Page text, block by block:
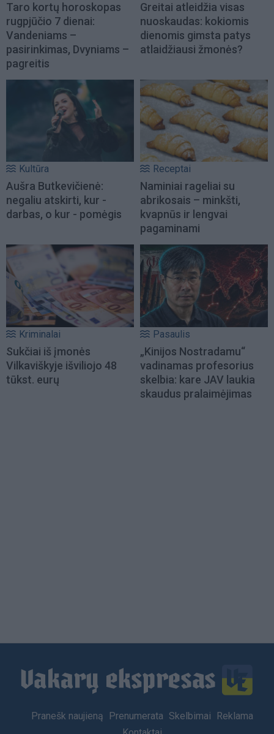
Taro kortų horoskopas
rugpjūčio 7 dienai:
Vandeniams –
pasirinkimas, Dvyniams –
pagreitis
Greitai atleidžia visas
nuoskaudas: kokiomis
dienomis gimsta patys
atlaidžiausi žmonės?
Kultūra
Aušra Butkevičienė:
negaliu atskirti, kur -
darbas, o kur - pomėgis
Receptai
Naminiai rageliai su
abrikosais – minkšti,
kvapnūs ir lengvai
pagaminami
Kriminalai
Sukčiai iš įmonės
Vilkaviškyje išviliojo 48
tūkst. eurų
Pasaulis
„Kinijos Nostradamu“
vadinamas profesorius
skelbia: kare JAV laukia
skaudus pralaimėjimas
Footer
Pranešk naujieną Prenumerata Skelbimai
Reklama